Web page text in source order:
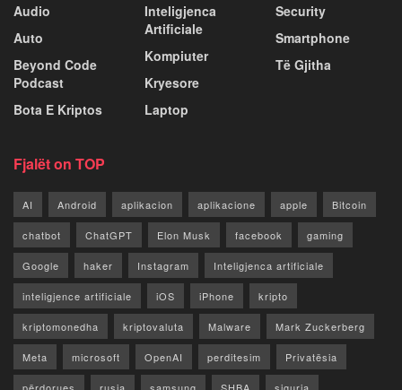
Audio
Auto
Beyond Code
Podcast
Bota E Kriptos
Inteligjenca
Artificiale
Kompiuter
Kryesore
Laptop
Security
Smartphone
Të Gjitha
Fjalët on TOP
AI Android aplikacion aplikacione apple Bitcoin
chatbot ChatGPT Elon Musk facebook gaming
Google haker Instagram Inteligjenca artificiale
inteligjence artificiale iOS iPhone kripto
kriptomonedha kriptovaluta Malware Mark Zuckerberg
Meta microsoft OpenAI perditesim Privatësia
përdorues rusia samsung SHBA siguria